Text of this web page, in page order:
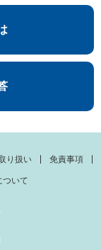
り扱い 免責事項
ついて